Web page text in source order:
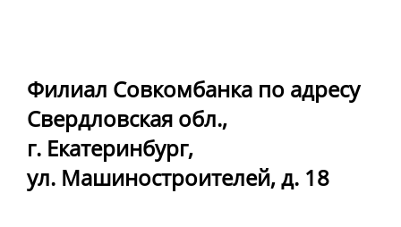
Филиал Совкомбанка по адресу
Свердловская обл.,
г. Екатеринбург,
ул. Машиностроителей, д. 18